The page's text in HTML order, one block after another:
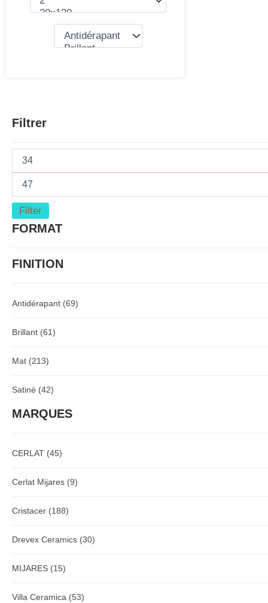
Filtrer
Filter
FORMAT
FINITION
Antidérapant (69)
Brillant (61)
Mat (213)
Satiné (42)
MARQUES
CERLAT (45)
Cerlat Mijares (9)
Cristacer (188)
Drevex Ceramics (30)
MIJARES (15)
Villa Ceramica (53)